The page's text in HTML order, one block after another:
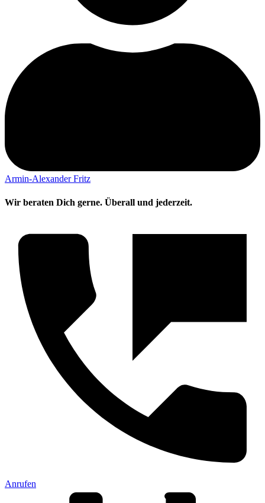
Armin-Alexander Fritz
Wir beraten Dich gerne. Überall und jederzeit.
Anrufen